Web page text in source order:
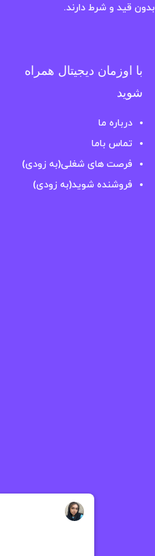
قید و شرط دارند.
با اوزمان دیجیتال همراه
شوید
درباره ما
تماس باما
فرصت های شغلی(به زودی)
فروشنده شوید(به زودی)